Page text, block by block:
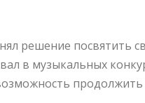
решение посвятить
в музыкальных